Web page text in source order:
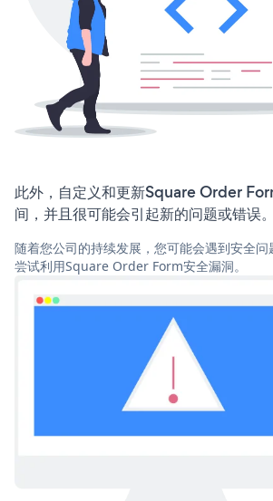
此外，自定义和更新Square Order
间，并且很可能会引起新的问题或错误。
随着您公司的持续发展，您可能会遇到安全
尝试利用Square Order Form安全漏洞。